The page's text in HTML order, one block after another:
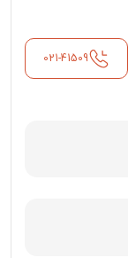
021-41509